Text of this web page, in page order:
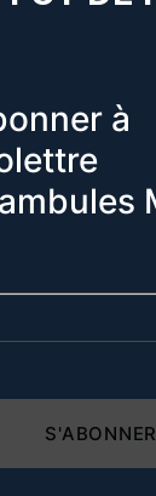
à
S'ABONNER